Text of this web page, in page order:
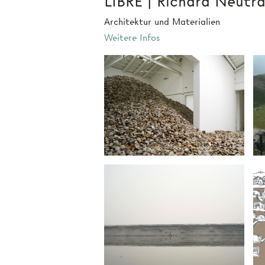
Architektur und Materialien
Weitere Infos